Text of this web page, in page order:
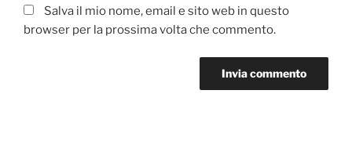
Salva il mio nome, email e sito web in questo
browser per la prossima volta che commento.